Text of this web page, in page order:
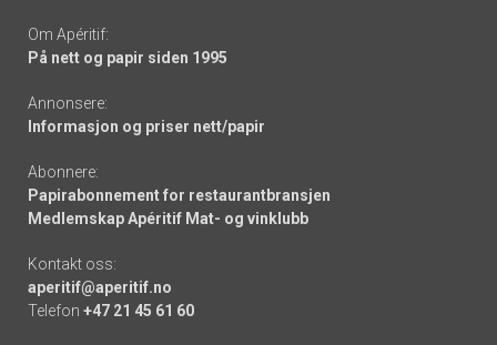
Om Apéritif:
På nett og papir siden 1995
Annonsere:
Informasjon og priser nett/papir
Abonnere:
Papirabonnement for restaurantbransjen
Medlemskap Apéritif Mat- og vinklubb
Kontakt oss:
aperitif@aperitif.no
Telefon +47 21 45 61 60